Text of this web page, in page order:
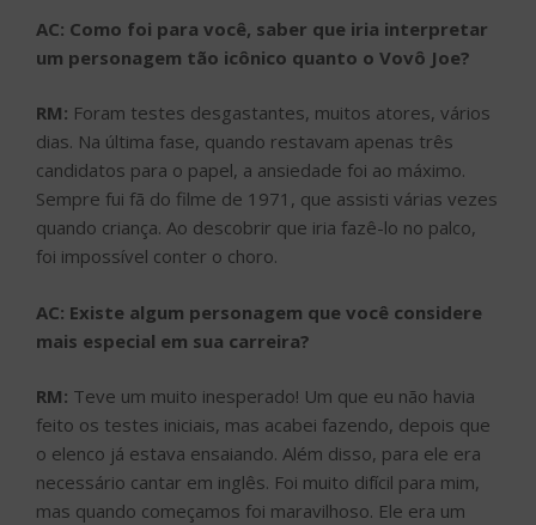
AC: Como foi para você, saber que iria interpretar
um personagem tão icônico quanto o Vovô Joe?
RM: Foram testes desgastantes, muitos atores, vários
dias. Na última fase, quando restavam apenas três
candidatos para o papel, a ansiedade foi ao máximo.
Sempre fui fã do filme de 1971, que assisti várias vezes
quando criança. Ao descobrir que iria fazê-lo no palco,
foi impossível conter o choro.
AC: Existe algum personagem que você considere
mais especial em sua carreira?
RM: Teve um muito inesperado! Um que eu não havia
feito os testes iniciais, mas acabei fazendo, depois que
o elenco já estava ensaiando. Além disso, para ele era
necessário cantar em inglês. Foi muito difícil para mim,
mas quando começamos foi maravilhoso. Ele era um